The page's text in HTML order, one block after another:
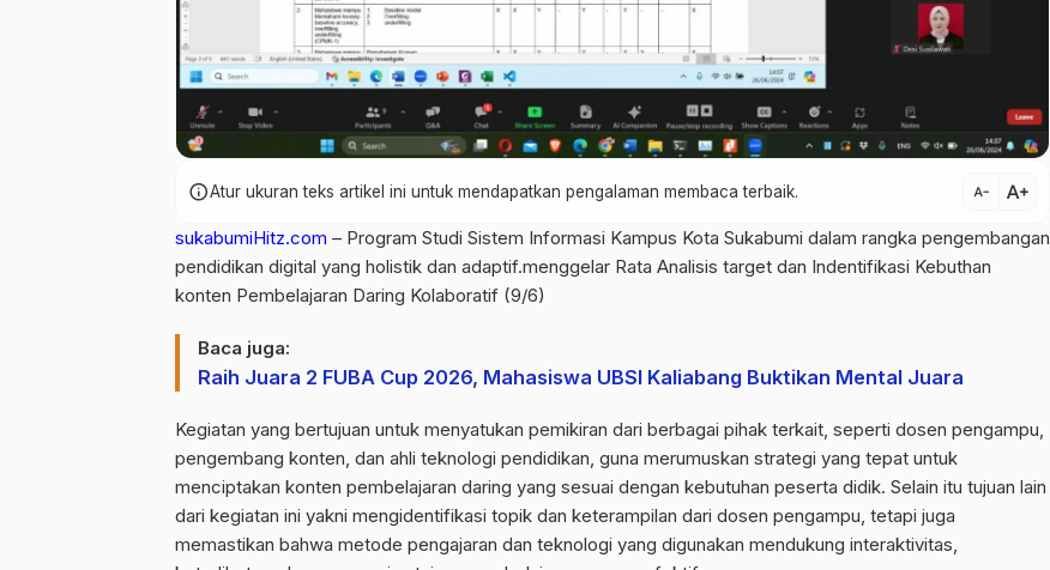
infoAtur ukuran teks artikel ini untuk mendapatkan pengalaman membaca terbaik. text_decrease text_increase
sukabumiHitz.com – Program Studi Sistem Informasi Kampus Kota Sukabumi dalam rangka pengembangan
pendidikan digital yang holistik dan adaptif.menggelar Rata Analisis target dan Indentifikasi Kebuthan
konten Pembelajaran Daring Kolaboratif (9/6)
Baca juga:
Raih Juara 2 FUBA Cup 2026, Mahasiswa UBSI Kaliabang Buktikan Mental Juara
Kegiatan yang bertujuan untuk menyatukan pemikiran dari berbagai pihak terkait, seperti dosen pengampu,
pengembang konten, dan ahli teknologi pendidikan, guna merumuskan strategi yang tepat untuk
menciptakan konten pembelajaran daring yang sesuai dengan kebutuhan peserta didik. Selain itu tujuan lain
dari kegiatan ini yakni mengidentifikasi topik dan keterampilan dari dosen pengampu, tetapi juga
memastikan bahwa metode pengajaran dan teknologi yang digunakan mendukung interaktivitas,